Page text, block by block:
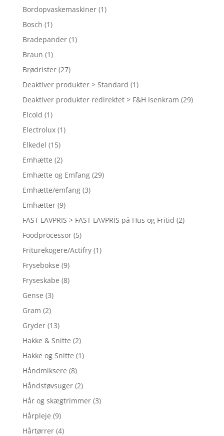
Bordopvaskemaskiner (1)
Bosch (1)
Bradepander (1)
Braun (1)
Brødrister (27)
Deaktiver produkter > Standard (1)
Deaktiver produkter redirektet > F&H Isenkram (29)
Elcold (1)
Electrolux (1)
Elkedel (15)
Emhætte (2)
Emhætte og Emfang (29)
Emhætte/emfang (3)
Emhætter (9)
FAST LAVPRIS > FAST LAVPRIS på Hus og Fritid (2)
Foodprocessor (5)
Friturekogere/Actifry (1)
Frysebokse (9)
Fryseskabe (8)
Gense (3)
Gram (2)
Gryder (13)
Hakke & Snitte (2)
Hakke og Snitte (1)
Håndmiksere (8)
Håndstøvsuger (2)
Hår og skægtrimmer (3)
Hårpleje (9)
Hårtørrer (4)